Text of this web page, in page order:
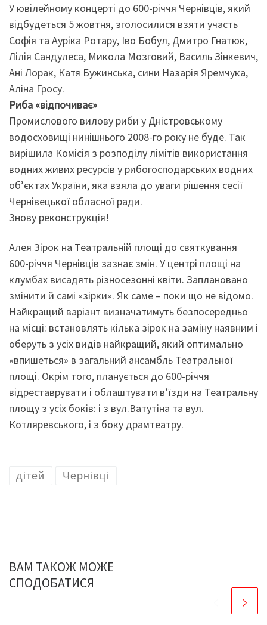
У ювілейному концерті до 600-річчя Чернівців, який
відбудеться 5 жовтня, зголосилися взяти участь
Софія та Ауріка Ротару, Іво Бобул, Дмитро Гнатюк,
Лілія Сандулеса, Микола Мозговий, Василь Зінкевич,
Ані Лорак, Катя Бужинська, сини Назарія Яремчука,
Аліна Гросу.
Риба «відпочиває»
Промислового вилову риби у Дністровському
водосховищі нинішнього 2008-го року не буде. Так
вирішила Комісія з розподілу лімітів використання
водних живих ресурсів у рибогосподарських водних
об’єктах України, яка взяла до уваги рішення сесії
Чернівецької обласної ради.
Знову реконструкція!
Алея Зірок на Театральній площі до святкування
600-річчя Чернівців зазнає змін. У центрі площі на
клумбах висадять різносезонні квіти. Заплановано
змінити й самі «зірки». Як саме – поки що не відомо.
Найкращий варіант визначатимуть безпосередньо
на місці: встановлять кілька зірок на заміну наявним і
оберуть з усіх видів найкращий, який оптимально
«впишеться» в загальний ансамбль Театральної
площі. Окрім того, планується до 600-річчя
відреставрувати і облаштувати в’їзди на Театральну
площу з усіх боків: і з вул.Ватутіна та вул.
Котляревського, і з боку драмтеатру.
дітей Чернівці
ВАМ ТАКОЖ МОЖЕ
СПОДОБАТИСЯ